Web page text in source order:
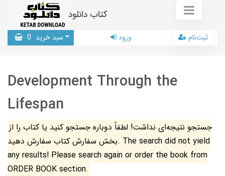
کتاب دانلود
سبد خرید 0 ورود ثبت‌نام
Development Through the
Lifespan
جستجو نتیجه‌ای نداشت! لطفاً دوباره جستجو کنید یا کتاب را از
بخش سفارش کتاب سفارش دهید. The search did not yield
any results! Please search again or order the book from
ORDER BOOK section.